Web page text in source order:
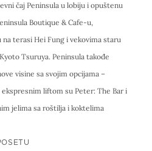
čaj Peninsula u lobiju i opuštenu
Boutique & Cafe-u,
terasi Hei Fung i vekovima staru
Tsuruya. Peninsula takođe
visine sa svojim opcijama –
liftom su Peter: The Bar i
jelima sa roštilja i koktelima